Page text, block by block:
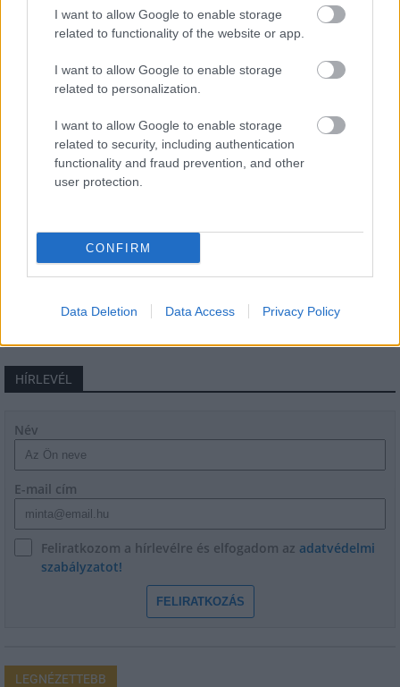
I want to allow Google to enable storage
related to functionality of the website or app.
I want to allow Google to enable storage
related to personalization.
I want to allow Google to enable storage
related to security, including authentication
functionality and fraud prevention, and other
user protection.
CONFIRM
Data Deletion Data Access Privacy Policy
Még több zöld, még több virág és új
játszótér Debrecen egyik legfontosabb
terén
Fából épül Budakeszi új óvodája
Gyárleállításokkal és átszervezett
termeléssel tehermentesíti a
villamosenergia-rendszert a STRABAG
HÍRLEVÉL
Név
E-mail cím
Feliratkozom a hírlevélre és elfogadom az adatvédelmi
szabályzatot!
FELIRATKOZÁS
LEGNÉZETTEBB